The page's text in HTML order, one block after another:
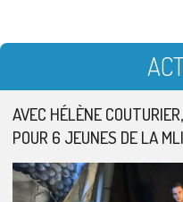
AVEC HÉLÈNE
POUR 6 JEUNES DE LA